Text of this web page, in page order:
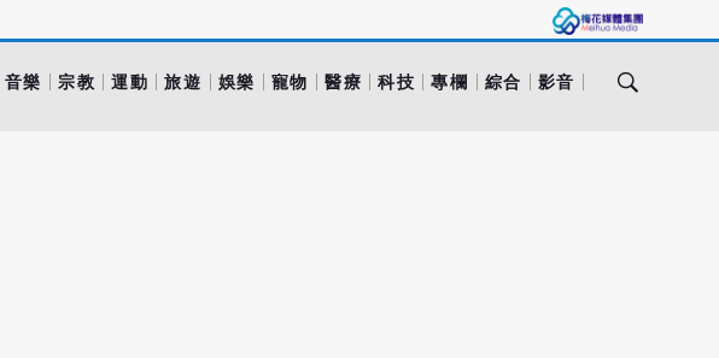
音樂 宗教 運動 旅遊 娛樂 寵物 醫療 科技 專欄 綜合 影音